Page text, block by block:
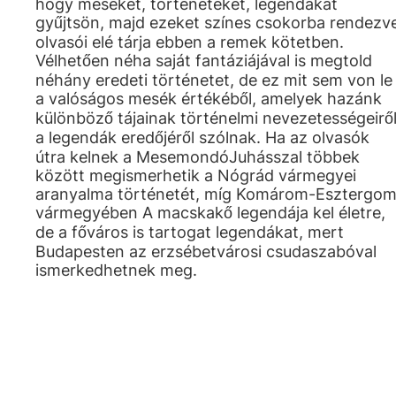
hogy meséket, történeteket, legendákat
gyűjtsön, majd ezeket színes csokorba
olvasói elé tárja ebben a remek kötetben.
Vélhetően néha saját fantáziájával is megtold
néhány eredeti történetet, de ez mit sem von le
a valóságos mesék értékéből, amelyek hazánk
különböző tájainak történelmi
a legendák eredőjéről szólnak. Ha az olvasók
útra kelnek a MesemondóJuhásszal többek
között megismerhetik a Nógrád vármegyei
aranyalma történetét, míg Komárom-Esztergom
vármegyében A macskakő legendája kel életre,
de a főváros is tartogat legendákat, mert
Budapesten az erzsébetvárosi csudaszabóval
ismerkedhetnek meg.